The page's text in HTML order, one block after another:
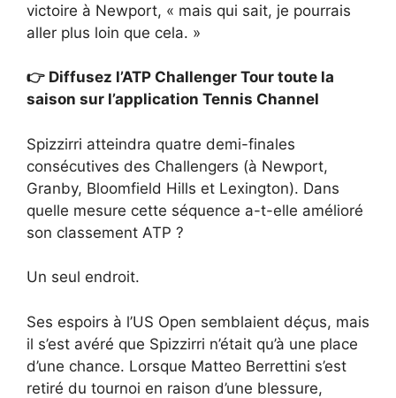
victoire à Newport, « mais qui sait, je pourrais
aller plus loin que cela. »
👉 Diffusez l’ATP Challenger Tour toute la
saison sur l’application Tennis Channel
Spizzirri atteindra quatre demi-finales
consécutives des Challengers (à Newport,
Granby, Bloomfield Hills et Lexington). Dans
quelle mesure cette séquence a-t-elle amélioré
son classement ATP ?
Un seul endroit.
Ses espoirs à l’US Open semblaient déçus, mais
il s’est avéré que Spizzirri n’était qu’à une place
d’une chance. Lorsque Matteo Berrettini s’est
retiré du tournoi en raison d’une blessure,